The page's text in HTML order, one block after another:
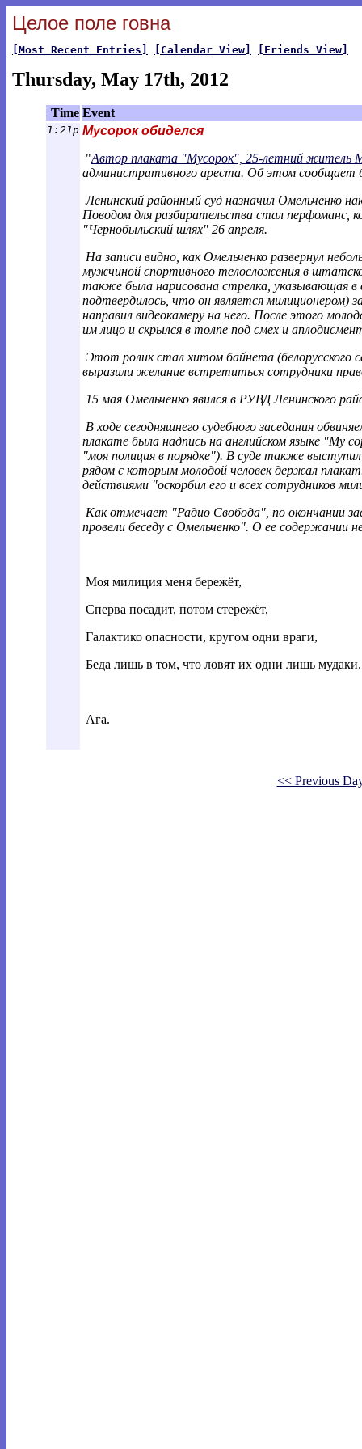
Целое поле говна
[Most Recent Entries] [Calendar View] [Friends View]
Thursday, May 17th, 2012
Time Event
1:21p Мусорок обиделся
"Автор плаката "Мусорок", 25-летний житель
административного ареста. Об этом сообщает
Ленинский районный суд назначил Омельченко
Поводом для разбирательства стал перфоманс,
"Чернобыльский шлях" 26 апреля.
На записи видно, как Омельченко развернул
мужчиной спортивного телосложения в
также была нарисована стрелка, указывающая
подтвердилось, что он является милиционером)
направил видеокамеру на него. После этого
им лицо и скрылся в толпе под смех и
Этот ролик стал хитом байнета (белорусского
выразили желание встретиться сотрудники
15 мая Омельченко явился в РУВД Ленинского
В ходе сегодняшнего судебного заседания
плакате была надпись на английском языке "My
"моя полиция в порядке"). В суде также
рядом с которым молодой человек держал
действиями "оскорбил его и всех сотрудников
Как отмечает "Радио Свобода", по окончании
провели беседу с Омельченко". О ее содержании
Моя милиция меня бережёт,
Сперва посадит, потом стережёт,
Галактико опасности, кругом одни враги,
Беда лишь в том, что ловят их одни лишь мудаки.
Ага.
<< Previous